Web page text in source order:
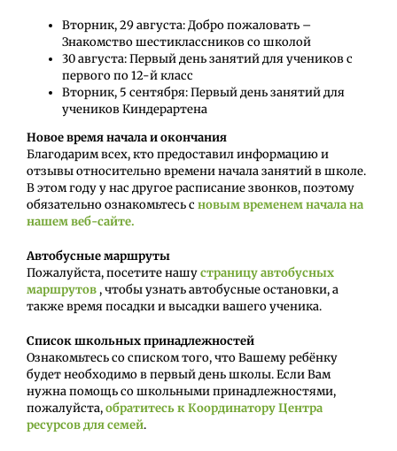
Вторник, 29 августа: Добро пожаловать –
Знакомство шестиклассников со школой
30 августа: Первый день занятий для учеников с
первого по 12-й класс
Вторник, 5 сентября: Первый день занятий для
учеников Киндерартена
Новое время начала и окончания
Благодарим всех, кто предоставил информацию и
отзывы относительно времени начала занятий в школе.
В этом году у нас другое расписание звонков, поэтому
обязательно ознакомьтесь с новым временем начала на
нашем веб-сайте.
Автобусные маршруты
Пожалуйста, посетите нашустраницу автобусных
маршрутов, чтобы узнать автобусные остановки, а
также время посадки и высадки вашего ученика.
Список школьных принадлежностей
Ознакомьтесь со списком того, что Вашему ребёнку
будет необходимо в первый день школы. Если Вам
нужна помощь со школьными принадлежностями,
пожалуйста,обратитесь к Координатору Центра
ресурсов для семей.